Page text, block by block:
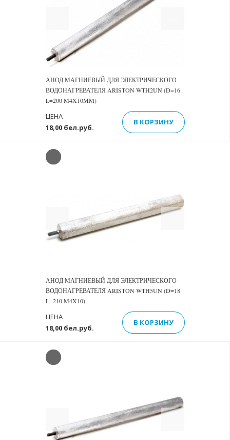
АНОД МАГНИЕВЫЙ ДЛЯ ЭЛЕКТРИЧЕСКОГО
ВОДОНАГРЕВАТЕЛЯ ARISTON WTH2UN (D=16
L=200 M4X10MM)
18,00 бел.руб.
ЦЕНА
В КОРЗИНУ
Previous Next
АНОД МАГНИЕВЫЙ ДЛЯ ЭЛЕКТРИЧЕСКОГО
ВОДОНАГРЕВАТЕЛЯ ARISTON WTH5UN (D=18
L=210 M4X10)
18,00 бел.руб.
ЦЕНА
В КОРЗИНУ
Previous Next